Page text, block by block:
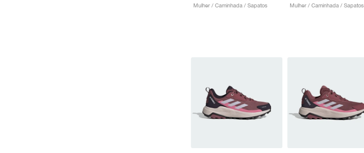
Mulher / Caminhada / Sapatos
Mulher / Caminhada / Sapatos